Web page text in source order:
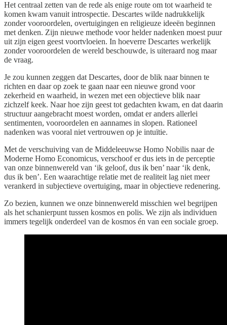
Het centraal zetten van de rede als enige route om tot waarheid te
komen kwam vanuit introspectie. Descartes wilde nadrukkelijk
zonder vooroordelen, overtuigingen en religieuze ideeën beginnen
met denken. Zijn nieuwe methode voor helder nadenken moest puur
uit zijn eigen geest voortvloeien. In hoeverre Descartes werkelijk
zonder vooroordelen de wereld beschouwde, is uiteraard nog maar
de vraag.
Je zou kunnen zeggen dat Descartes, door de blik naar binnen te
richten en daar op zoek te gaan naar een nieuwe grond voor
zekerheid en waarheid, in wezen met een objectieve blik naar
zichzelf keek. Naar hoe zijn geest tot gedachten kwam, en dat daarin
structuur aangebracht moest worden, omdat er anders allerlei
sentimenten, vooroordelen en aannames in slopen. Rationeel
nadenken was vooral niet vertrouwen op je intuïtie.
Met de verschuiving van de Middeleeuwse Homo Nobilis naar de
Moderne Homo Economicus, verschoof er dus iets in de perceptie
van onze binnenwereld van ‘ik geloof, dus ik ben’ naar ‘ik denk,
dus ik ben’. Een waarachtige relatie met de realiteit lag niet meer
verankerd in subjectieve overtuiging, maar in objectieve redenering.
Zo bezien, kunnen we onze binnenwereld misschien wel begrijpen
als het schanierpunt tussen kosmos en polis. We zijn als individuen
immers tegelijk onderdeel van de kosmos én van een sociale groep.